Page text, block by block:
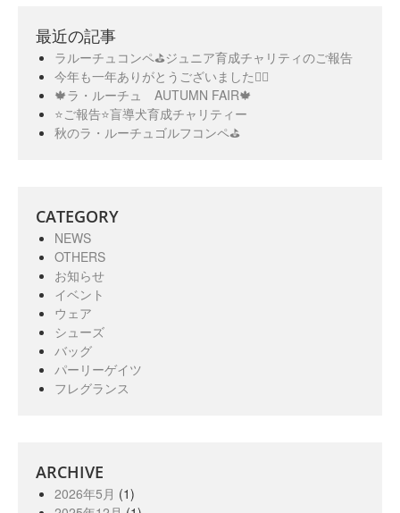
最近の記事
ラルーチュコンペ⛳️ジュニア育成チャリティのご報告
今年も一年ありがとうございました🙇‍♀️
🍁ラ・ルーチュ AUTUMN FAIR🍁
⭐️ご報告⭐️盲導犬育成チャリティー
秋のラ・ルーチュゴルフコンペ⛳️
CATEGORY
NEWS
OTHERS
お知らせ
イベント
ウェア
シューズ
バッグ
パーリーゲイツ
フレグランス
ARCHIVE
2026年5月 (1)